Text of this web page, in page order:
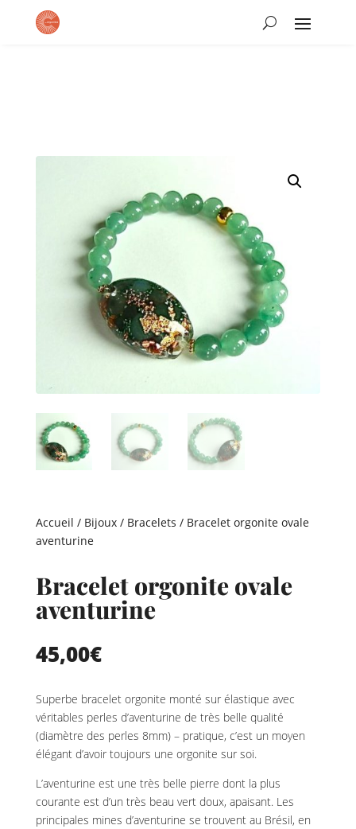
Accueil / Bijoux/ Bracelets / Bracelet orgonite ovale
aventurine
Bracelet orgonite ovale
aventurine
45,00€
Superbe bracelet orgonite monté sur élastique avec
véritables perles d’aventurine de très belle qualité
(diamètre des perles 8mm) – pratique, c’est un moyen
élégant d’avoir toujours une orgonite sur soi.
L’aventurine est une très belle pierre dont la plus
courante est d’un très beau vert doux, apaisant. Les
principales mines d’aventurine se trouvent au Brésil, en